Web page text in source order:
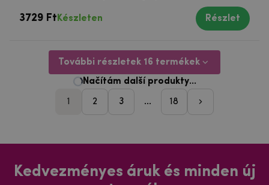
3729 Ft Készleten Részlet
További részletek 16 termékek
...
termék